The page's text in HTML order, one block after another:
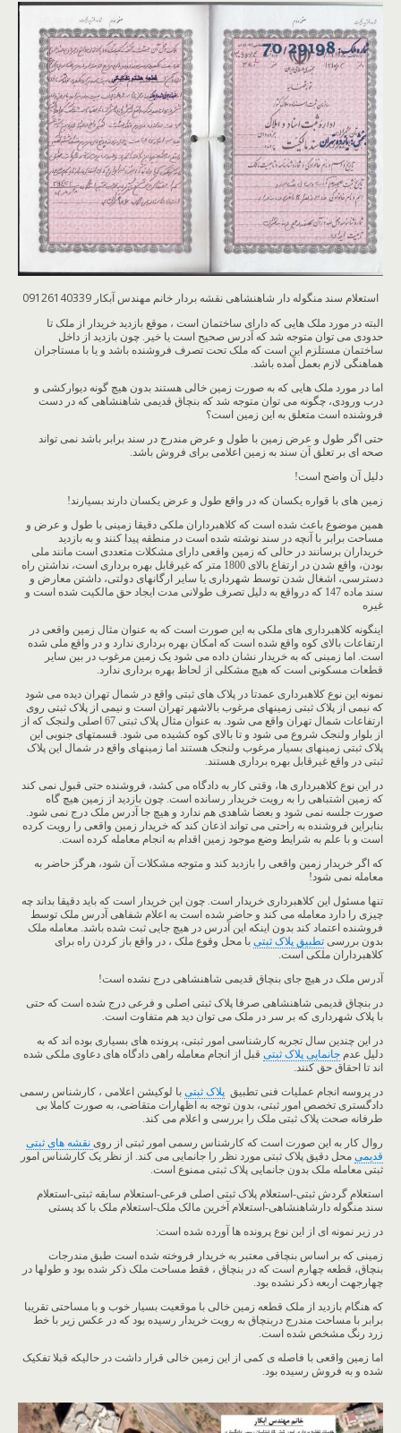
استعلام سند منگوله دار شاهنشاهی نقشه بردار خانم مهندس آبکار 09126140339
البته در مورد ملک هایی که دارای ساختمان است ، موقع بازدید خریدار از ملک تا
حدودی می توان متوجه شد که آدرس صحیح است یا خیر. چون بازدید از داخل
ساختمان مستلزم این است که ملک تحت تصرف فروشنده باشد و یا با مستاجران
هماهنگی لازم بعمل آمده باشد.
اما در مورد ملک هایی که به صورت زمین خالی هستند بدون هیچ گونه دیوارکشی و
درب ورودی، چگونه می توان متوجه شد که بنچاق قدیمی شاهنشاهی که در دست
فروشنده است متعلق به این زمین است؟
حتی اگر طول و عرض زمین با طول و عرض مندرج در سند برابر باشد نمی تواند
صحه ای بر تعلق آن سند به زمین اعلامی برای فروش باشد.
دلیل آن واضح است!
زمین های با قواره یکسان که در واقع طول و عرض یکسان دارند بسیارند!
همین موضوع باعث شده است که کلاهبرداران ملکی دقیقا زمینی با طول و عرض و
مساحت برابر با آنچه در سند نوشته شده است در منطقه پیدا کنند و به بازدید
خریداران برسانند در حالی که زمین واقعی دارای مشکلات متعددی است مانند ملی
بودن، واقع شدن در ارتفاع بالای 1800 متر که غیرقابل بهره برداری است، نداشتن راه
دسترسی، اشغال شدن توسط شهرداری یا سایر ارگانهای دولتی، داشتن معارض و
سند ماده 147 که درواقع به دلیل تصرف طولانی مدت ایجاد حق مالکیت شده است و
غیره
اینگونه کلاهبرداری های ملکی به این صورت است که به عنوان مثال زمین واقعی در
ارتفاعات بالای کوه واقع شده است که امکان بهره برداری ندارد و در واقع ملی شده
است. اما زمینی که به خریدار نشان داده می شود یک زمین مرغوب در بین سایر
قطعات مسکونی است که هیچ مشکلی از لحاظ بهره برداری ندارد.
نمونه این نوع کلاهبرداری عمدتا در پلاک های ثبتی واقع در شمال تهران دیده می شود
که نیمی از پلاک ثبتی زمینهای مرغوب بالاشهر تهران است و نیمی از پلاک ثبتی روی
ارتفاعات شمال تهران واقع می شود. به عنوان مثال پلاک ثبتی 67 اصلی ولنجک که از
از بلوار ولنجک شروع می شود و تا بالای کوه کشیده می شود. قسمتهای جنوبی این
پلاک ثبتی زمینهای بسیار مرغوب ولنجک هستند اما زمینهای واقع در شمال این پلاک
ثبتی در واقع غیرقابل بهره برداری هستند.
در این نوع کلاهبرداری ها، وقتی کار به دادگاه می کشد، فروشنده حتی قبول نمی کند
که زمین اشتباهی را به رویت خریدار رسانده است. چون بازدید از زمین هیچ گاه
صورت جلسه نمی شود و بعضا شاهدی هم ندارد و هیچ جا آدرس ملک درج نمی شود.
بنابراین فروشنده به راحتی می تواند اذعان کند که خریدار زمین واقعی را رویت کرده
است و با علم به شرایط وضع موجود زمین اقدام به انجام معامله کرده است.
که اگر خریدار زمین واقعی را بازدید کند و متوجه مشکلات آن شود، هرگز حاضر به
معامله نمی شود!
تنها مسئول این کلاهبرداری خریدار است. چون این خریدار است که باید دقیقا بداند چه
چیزی را دارد معامله می کند و حاضر شده است به اعلام شفاهی آدرس ملک توسط
فروشنده اعتماد کند بدون اینکه این آدرس در هیچ جایی ثبت شده باشد. ​معامله ملک
بدون بررسی تطبیق پلاک ثبتی با محل وقوع ملک ، در واقع باز کردن راه برای
کلاهبرداران ملکی است.
آدرس ملک در هیچ جای بنچاق قدیمی شاهنشاهی درج نشده است!
در بنچاق قدیمی شاهنشاهی صرفا پلاک ثبتی اصلی و فرعی درج شده است که حتی
با پلاک شهرداری که بر سر در ملک می توان دید هم متفاوت است.
در این چندین سال تجربه کارشناسی امور ثبتی، پرونده های بسیاری بوده اند که به
دلیل عدم جانمایی پلاک ثبتی قبل از انجام معامله راهی دادگاه های دعاوی ملکی شده
اند تا احقاق حق کنند.
در پروسه انجام عملیات فنی تطبیق پلاک ثبتی با لوکیشن اعلامی ، کارشناس رسمی
دادگستری تخصص امور ثبتی، بدون توجه به اظهارات متقاضی، به صورت کاملا بی
طرفانه صحت پلاک ثبتی ملک را بررسی و اعلام می کند.
روال کار به این صورت است که کارشناس رسمی امور ثبتی از روی نقشه های ثبتی
قدیمی محل دقیق پلاک ثبتی مورد نظر را جانمایی می کند. از نظر یک کارشناس امور
ثبتی ​معامله ملک بدون جانمایی پلاک ثبتی ممنوع است.
استعلام گردش ثبتی-استعلام پلاک ثبتی اصلی فرعی-استعلام سابقه ثبتی-استعلام
سند منگوله دارشاهنشاهی-استعلام آخرین مالک ملک-استعلام ملک با کد پستی
در زیر نمونه ای از این نوع پرونده ها آورده شده است:
زمینی که بر اساس بنچاقی معتبر به خریدار فروخته شده است طبق مندرجات
بنچاق، قطعه چهارم است که در بنچاق ، فقط مساحت ملک ذکر شده بود و طولها در
چهارجهت اربعه ذکر نشده بود.
که هنگام بازدید از ملک قطعه زمین خالی با موقعیت بسیار خوب و با مساحتی تقریبا
برابر با مساحت مندرج دربنچاق به رویت خریدار رسیده بود که در عکس زیر با خط
زرد رنگ مشخص شده است.
اما زمین واقعی با فاصله ی کمی از این زمین خالی قرار داشت در حالیکه قبلا تفکیک
شده و به فروش رسیده بود.